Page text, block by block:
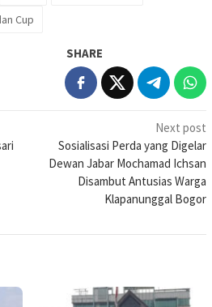
Cup
SHARE
Next post
Sosialisasi Perda yang Digelar
Dewan Jabar Mochamad Ichsan
Disambut Antusias Warga
Klapanunggal Bogor